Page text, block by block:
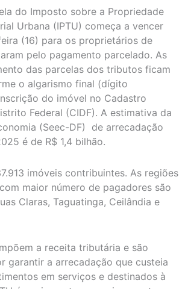
do Imposto sobre a Propriedade
Urbana (IPTU) começa a vencer
(16) para os proprietários de
pelo pagamento parcelado. As
das parcelas dos tributos ficam
o algarismo final (dígito
do imóvel no Cadastro
Federal (CIDF). A estimativa da
(Seec-DF) de arrecadação
é de R$ 1,4 bilhão.
imóveis contribuintes. As regiões
maior número de pagadores são
Claras, Taguatinga, Ceilândia e
a receita tributária e são
garantir a arrecadação que custeia
em serviços e destinados à